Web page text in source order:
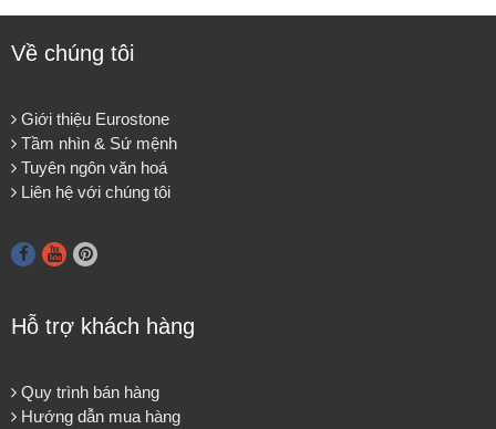
Về chúng tôi
Giới thiệu Eurostone
Tầm nhìn & Sứ mệnh
Tuyên ngôn văn hoá
Liên hệ với chúng tôi
Hỗ trợ khách hàng
Quy trình bán hàng
Hướng dẫn mua hàng